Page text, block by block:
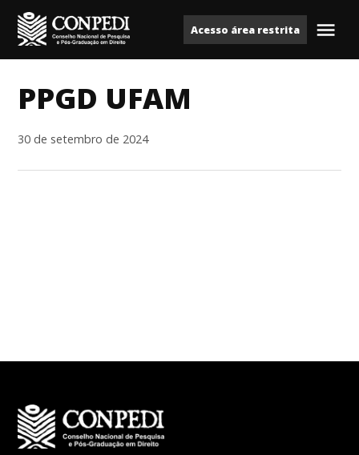
para
o
ConpediAcesso área restrita
PPGD UFAM
30 de setembro de 2024